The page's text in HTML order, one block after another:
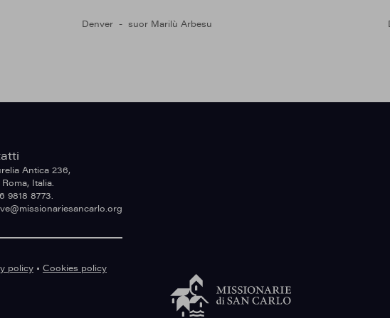
Denver suor Marilù Arbesu
Antica 236,
Italia.
9818 8773.
policy • Cookies policy